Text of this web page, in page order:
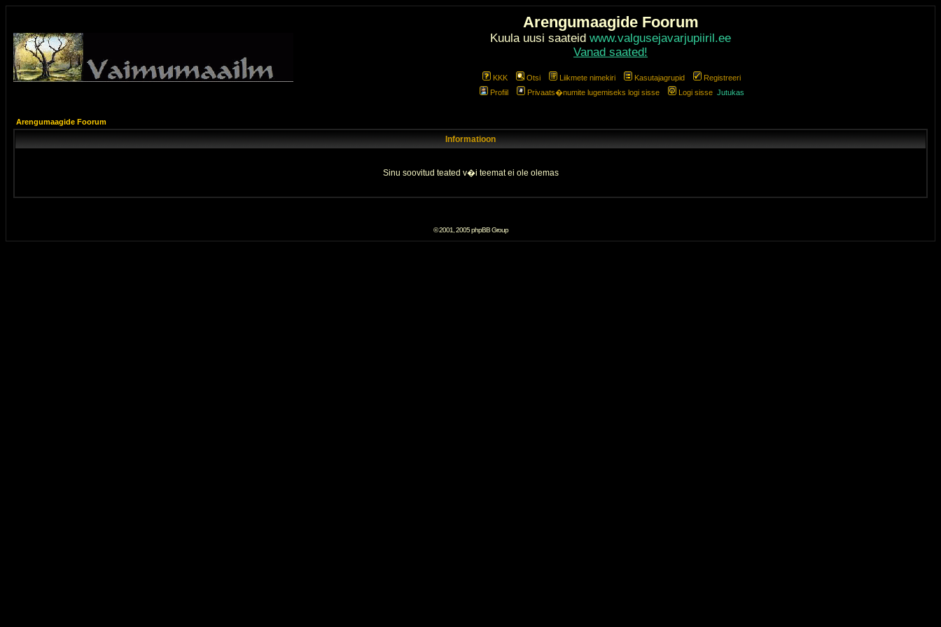
Arengumaagide Foorum
Kuula uusi saateid www.valgusejavarjupiiril.ee
Vanad saated!
KKK Otsi Liikmete nimekiri Kasutajagrupid
Registreeri
Profiil
Privaats�numite lugemiseks logi sisse Logi sisse Jutukas
Arengumaagide Foorum
Informatioon
Sinu soovitud teated v�i teemat ei ole olemas
© 2001, 2005 phpBB Group